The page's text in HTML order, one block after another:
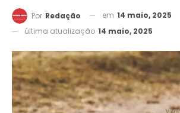
Por Redação em 14 maio, 2025
última atualização 14 maio, 2025